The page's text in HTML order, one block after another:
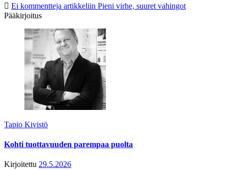
Ei kommentteja artikkeliin Pieni virhe, suuret vahingot
Pääkirjoitus
Tapio Kivistö
Kohti tuottavuuden parempaa puolta
Kirjoitettu 29.5.2026